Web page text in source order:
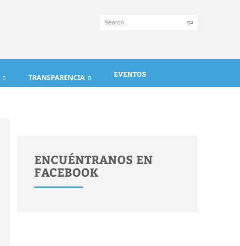
TRANSPARENCIA EVENTOS
ENCUÉNTRANOS EN
FACEBOOK